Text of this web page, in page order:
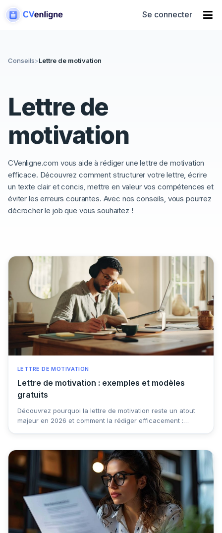
Se connecter
Conseils>Lettre de motivation
Lettre de
motivation
CVenligne.com vous aide à rédiger une lettre de motivation
efficace. Découvrez comment structurer votre lettre, écrire
un texte clair et concis, mettre en valeur vos compétences et
éviter les erreurs courantes. Avec nos conseils, vous pourrez
décrocher le job que vous souhaitez !
LETTRE DE MOTIVATION
Lettre de motivation : exemples et modèles
gratuits
Découvrez pourquoi la lettre de motivation reste un atout
majeur en 2026 et comment la rédiger efficacement :